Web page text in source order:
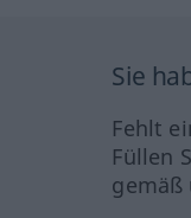
Sie
Fehlt
Füllen
gemäß